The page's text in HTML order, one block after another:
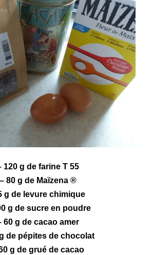
120 g de farine T 55
– 80 g de Maïzena ®
g de levure chimique
g de sucre en poudre
60 g de cacaoamer
de pépites de chocolat
g de grué de cacao